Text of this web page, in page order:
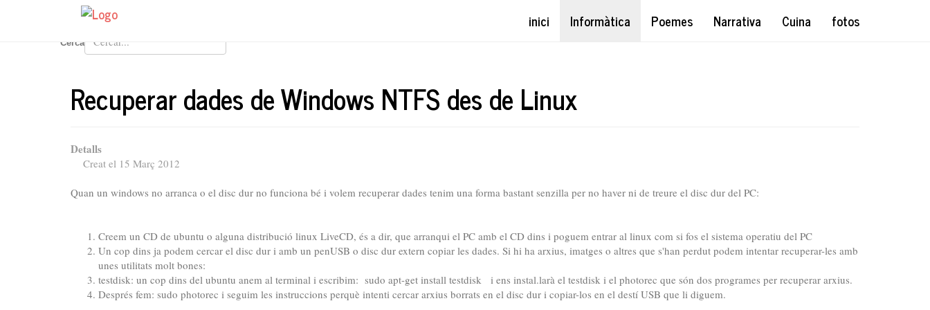
inici Informàtica Poemes Narrativa Cuina fotos
Cerca
Recuperar dades de Windows NTFS des de Linux
Detalls
Creat el 15 Març 2012
Quan un windows no arranca o el disc dur no funciona bé i volem recuperar dades tenim una forma bastant senzilla per no haver ni de treure el disc dur del PC:
Creem un CD de ubuntu o alguna distribució linux LiveCD, és a dir, que arranqui el PC amb el CD dins i poguem entrar al linux com si fos el sistema operatiu del PC
Un cop dins ja podem cercar el disc dur i amb un penUSB o disc dur extern copiar les dades. Si hi ha arxius, imatges o altres que s'han perdut podem intentar recuperar-les amb
unes utilitats molt bones:
testdisk: un cop dins del ubuntu anem al terminal i escribim: sudo apt-get install testdisk i ens instal.larà el testdisk i el photorec que són dos programes per recuperar arxius.
Després fem: sudo photorec i seguim les instruccions perquè intenti cercar arxius borrats en el disc dur i copiar-los en el destí USB que li diguem.